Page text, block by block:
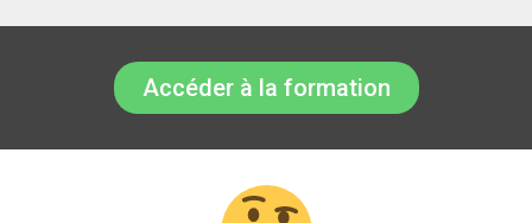
Accéder à la formation